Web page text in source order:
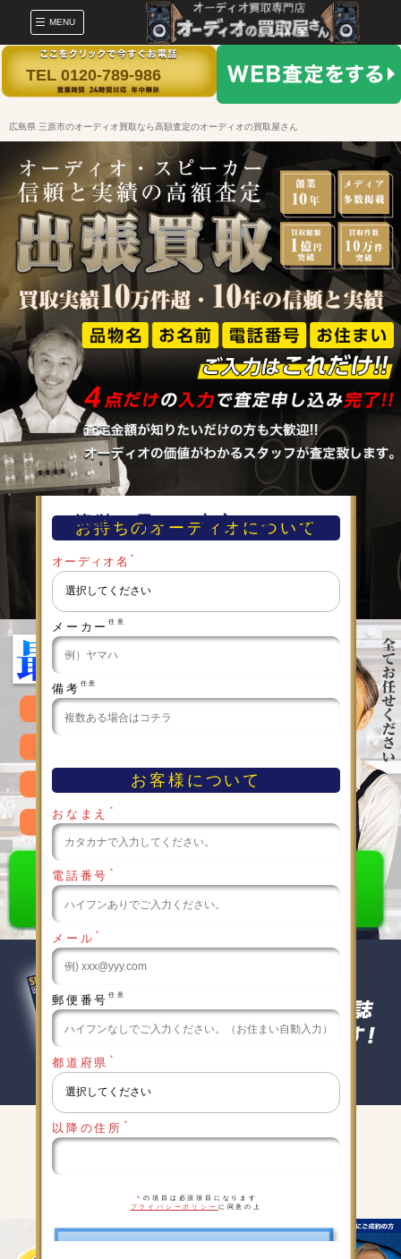
MENU
TEL 0120-789-986
広島県 三原市のオーディオ買取なら高額査定のオーディオの買取屋さん
簡単！早い！査定フォーム
お持ちのオーディオについて
オーディオ名 ＊
メーカー 任意
備考 任意
お客様について
おなまえ ＊
電話番号 ＊
メール ＊
郵便番号 任意
都道府県 ＊
以降の住所 ＊
＊の項目は必須項目になります
プライバシーポリシー に同意の上
0120-789-986
キャンペーン実施中